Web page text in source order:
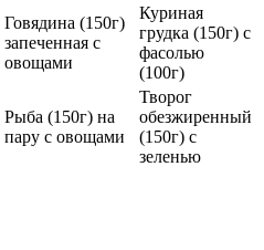
Говядина (150г)
запеченная с
овощами
Куриная
грудка (150г) с
фасолью
(100г)
Рыба (150г) на
пару с овощами
Творог
обезжиренный
(150г) с
зеленью